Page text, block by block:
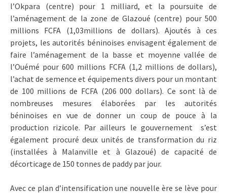
l’Okpara (centre) pour 1 milliard, et la poursuite de
l’aménagement de la zone de Glazoué (centre) pour 500
millions FCFA (1,03millions de dollars). Ajoutés à ces
projets, les autorités béninoises envisagent également de
faire l’aménagement de la basse et moyenne vallée de
l’Ouémé pour 600 millions FCFA (1,2 millions de dollars),
l’achat de semence et équipements divers pour un montant
de 100 millions de FCFA (206 000 dollars). Ce sont là de
nombreuses mesures élaborées par les autorités
béninoises en vue de donner un coup de pouce à la
production rizicole. Par ailleurs le gouvernement s’est
également procuré deux unités de transformation du riz
(installées à Malanville et à Glazoué) de capacité de
décorticage de 150 tonnes de paddy par jour.
Avec ce plan d’intensification une nouvelle ère se lève pour